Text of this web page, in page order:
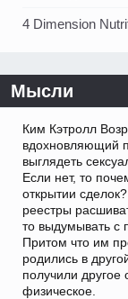
4 Dimension
Мысли
Ким Кэтролл
вдохновляющий
выглядеть
Если нет, то
открытии
реестры
то выдумывать с
Притом что им
родились в
получили другое
физическое.